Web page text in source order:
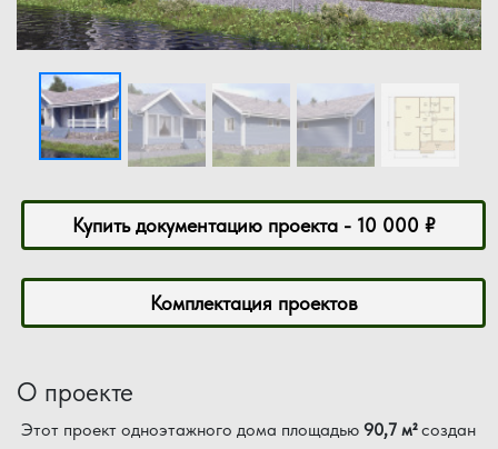
Купить документацию проекта - 10 000 ₽
Комплектация проектов
О проекте
Этот проект одноэтажного дома площадью 90,7 м²создан